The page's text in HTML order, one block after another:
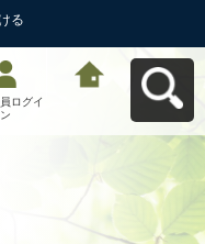
る
ログイ
ン